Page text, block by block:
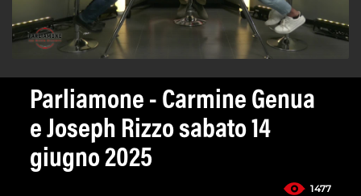
Parliamone - Carmine Genua
e Joseph Rizzo sabato 14
giugno 2025
1477